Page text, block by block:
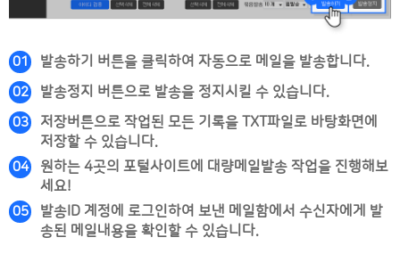
01 발송하기 버튼을 클릭하여 자동으로 메일을 발송합니다.
02 발송정지 버튼으로 발송을 정지시킬 수 있습니다.
03
저장버튼으로 작업된 모든 기록을 TXT파일로 바탕화면에
저장할 수 있습니다.
04
원하는 4곳의 포털사이트에 대량메일발송 작업을 진행해보
세요!
05
발송ID 계정에 로그인하여 보낸 메일함에서 수신자에게 발
송된 메일내용을 확인할 수 있습니다.